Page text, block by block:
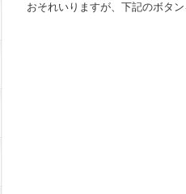
おそれいりますが、下記のボタ